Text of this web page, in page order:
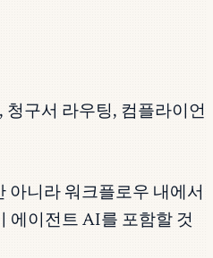
구서 라우팅, 컴플라이언
아니라 워크플로우 내에서
에이전트 AI를 포함할 것